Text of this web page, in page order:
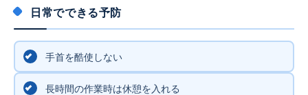
日常でできる予防
手首を酷使しない
長時間の作業時は休憩を入れる